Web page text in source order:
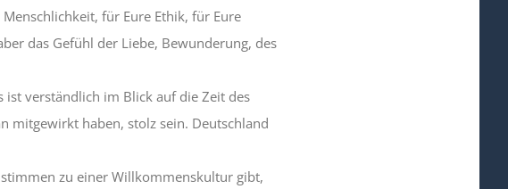
für Eure Ethik, für Eure
das Gefühl der Liebe, Bewunderung, des
ist verständlich im Blick auf die Zeit des
mitgewirkt haben, stolz sein. Deutschland
zu einer Willkommenskultur gibt,